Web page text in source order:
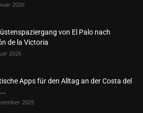
2026
von El Palo nach
de la Victoria
2026
Apps für den Alltag an der Costa del
2025